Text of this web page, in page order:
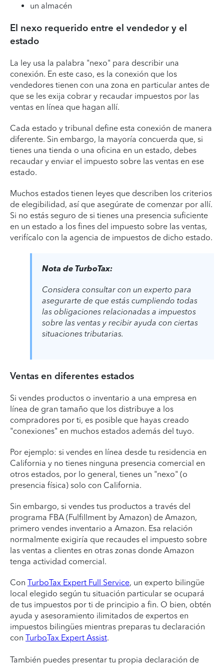
un almacén
El nexo requerido entre el vendedor y el
estado
La ley usa la palabra "nexo" para describir una
conexión. En este caso, es la conexión que los
vendedores tienen con una zona en particular antes de
que se les exija cobrar y recaudar impuestos por las
ventas en línea que hagan allí.
Cada estado y tribunal define esta conexión de manera
diferente. Sin embargo, la mayoría concuerda que, si
tienes una tienda o una oficina en un estado, debes
recaudar y enviar el impuesto sobre las ventas en ese
estado.
Muchos estados tienen leyes que describen los criterios
de elegibilidad, así que asegúrate de comenzar por allí.
Si no estás seguro de si tienes una presencia suficiente
en un estado a los fines del impuesto sobre las ventas,
verifícalo con la agencia de impuestos de dicho estado.
Nota de TurboTax:
Considera consultar con un experto para
asegurarte de que estás cumpliendo todas
las obligaciones relacionadas a impuestos
sobre las ventas y recibir ayuda con ciertas
situaciones tributarias.
Ventas en diferentes estados
Si vendes productos o inventario a una empresa en
línea de gran tamaño que los distribuye a los
compradores por ti, es posible que hayas creado
"conexiones" en muchos estados además del tuyo.
Por ejemplo: si vendes en línea desde tu residencia en
California y no tienes ninguna presencia comercial en
otros estados, por lo general, tienes un "nexo" (o
presencia física) solo con California.
Sin embargo, si vendes tus productos a través del
programa FBA (Fulfillment by Amazon) de Amazon,
primero vendes inventario a Amazon. Esa relación
normalmente exigiría que recaudes el impuesto sobre
las ventas a clientes en otras zonas donde Amazon
tenga actividad comercial.
Con TurboTax Expert Full Service, un experto bilingüe
local elegido según tu situación particular se ocupará
de tus impuestos por ti de principio a fin. O bien, obtén
ayuda y asesoramiento ilimitados de expertos en
impuestos bilingües mientras preparas tu declaración
con TurboTax Expert Assist.
También puedes presentar tu propia declaración de